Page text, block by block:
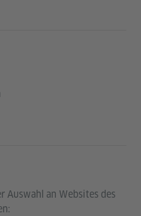
Auswahl an Websites des